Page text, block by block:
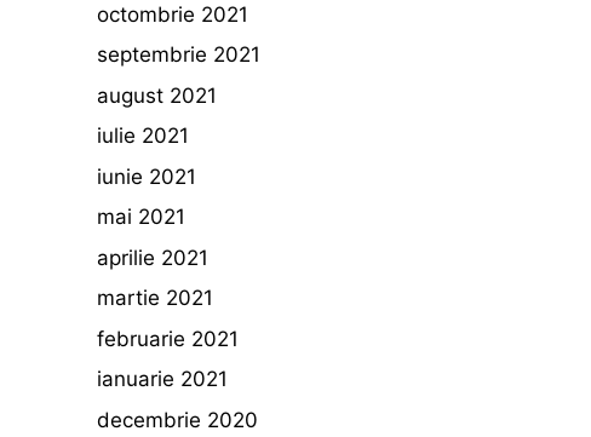
octombrie 2021
septembrie 2021
august 2021
iulie 2021
iunie 2021
mai 2021
aprilie 2021
martie 2021
februarie 2021
ianuarie 2021
decembrie 2020